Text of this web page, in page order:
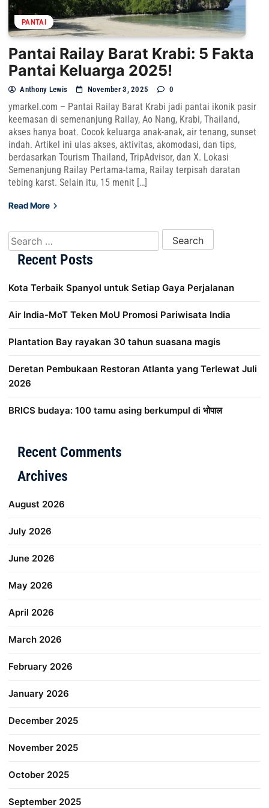
PANTAI
Pantai Railay Barat Krabi: 5 Fakta
Pantai Keluarga 2025!
Anthony Lewis November 3, 2025 0
ymarkel.com – Pantai Railay Barat Krabi jadi pantai ikonik pasir
keemasan di semenanjung Railay, Ao Nang, Krabi, Thailand,
akses hanya boat. Cocok keluarga anak-anak, air tenang, sunset
indah. Artikel ini ulas akses, aktivitas, akomodasi, dan tips,
berdasarkan Tourism Thailand, TripAdvisor, dan X. Lokasi
Semenanjung Railay Pertama-tama, Railay terpisah daratan
tebing karst. Selain itu, 15 menit […]
Read More
Search for:
Recent Posts
Kota Terbaik Spanyol untuk Setiap Gaya Perjalanan
Air India-MoT Teken MoU Promosi Pariwisata India
Plantation Bay rayakan 30 tahun suasana magis
Deretan Pembukaan Restoran Atlanta yang Terlewat Juli
2026
BRICS budaya: 100 tamu asing berkumpul di भोपाल
Recent Comments
Archives
August 2026
July 2026
June 2026
May 2026
April 2026
March 2026
February 2026
January 2026
December 2025
November 2025
October 2025
September 2025